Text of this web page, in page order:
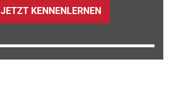
JETZT KENNENLERNEN